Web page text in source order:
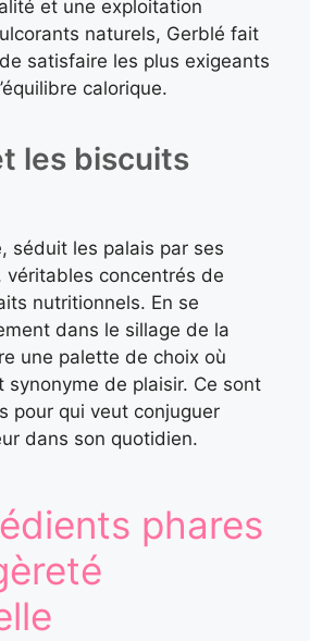
et une exploitation
naturels, Gerblé fait
satisfaire les plus exigeants
calorique.
les biscuits
séduit les palais par ses
véritables concentrés de
nutritionnels. En se
dans le sillage de la
une palette de choix où
synonyme de plaisir. Ce sont
pour qui veut conjuguer
dans son quotidien.
phares